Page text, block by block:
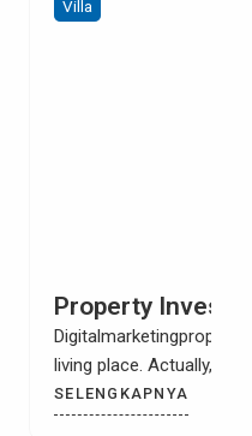
In Bali
– Home is not just a
be an asset.